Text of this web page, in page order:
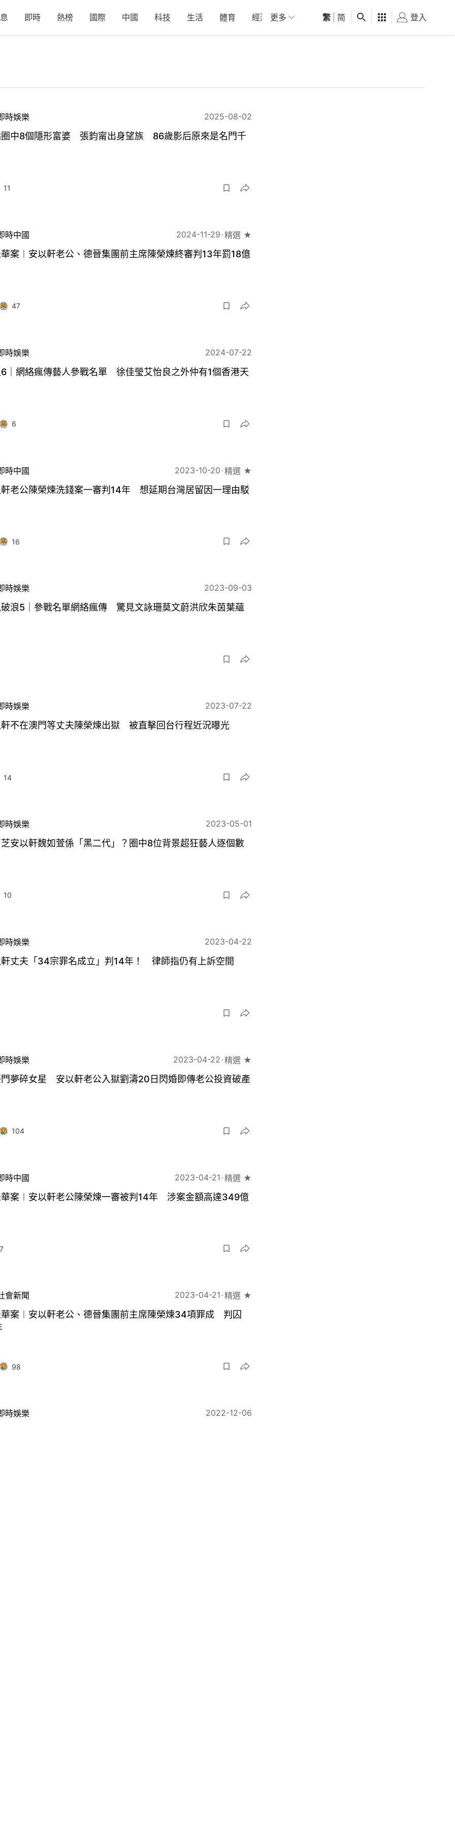
即時 熱榜 國際 中國 科技 生活 體育 經濟 01深圳 觀點 健康 好食玩飛
更多 繁 简 登入
時娛樂 2025-08-02
中8個隱形富婆 張鈞甯出身望族 86歲影后原來是名門千
11
時中國 2024-11-29 精選 ★
案︱安以軒老公、德晉集團前主席陳榮煉終審判13年罰18億
47
時娛樂 2024-07-22
｜網絡瘋傳藝人參戰名單 徐佳瑩艾怡良之外仲有1個香港天
6
時中國 2023-10-20 精選 ★
老公陳榮煉洗錢案一審判14年 想延期台灣居留因一理由駁
16
時娛樂 2023-09-03
浪5｜參戰名單網絡瘋傳 驚見文詠珊莫文蔚洪欣朱茵葉蘊
時娛樂 2023-07-22
不在澳門等丈夫陳榮煉出獄 被直擊回台行程近況曝光
14
時娛樂 2023-05-01
安以軒魏如萱係「黑二代」？圈中8位背景超狂藝人逐個數
10
時娛樂 2023-04-22
丈夫「34宗罪名成立」判14年！ 律師指仍有上訴空間
時娛樂 2023-04-22 精選 ★
夢碎女星 安以軒老公入獄劉濤20日閃婚即傳老公投資破產
104
時中國 2023-04-21 精選 ★
案︱安以軒老公陳榮煉一審被判14年 涉案金額高達349億
會新聞 2023-04-21 精選 ★
案︱安以軒老公、德晉集團前主席陳榮煉34項罪成 判囚
98
時娛樂 2022-12-06